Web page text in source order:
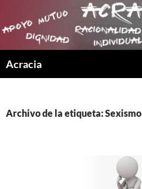
Acracia
Archivo de la etiqueta: Sexismo